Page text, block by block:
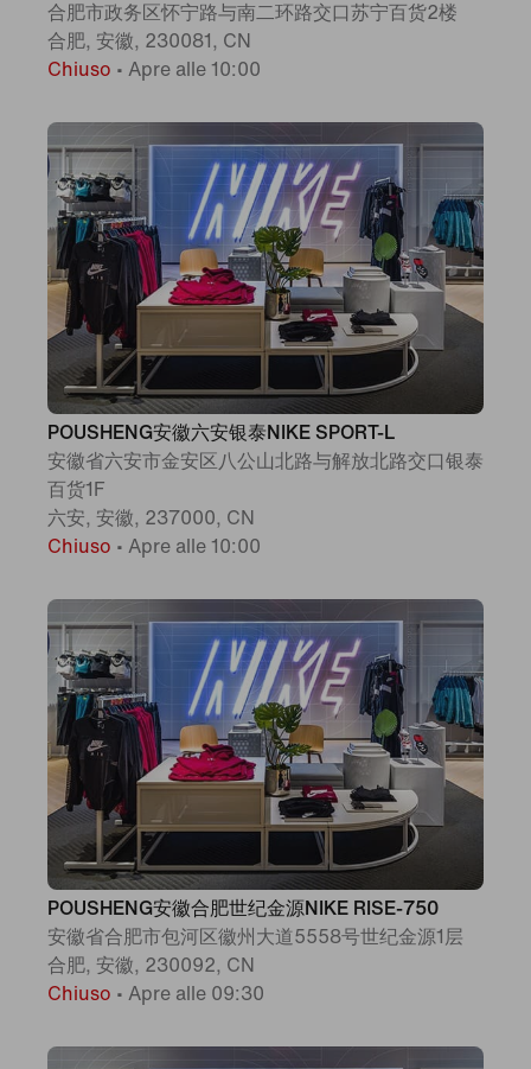
合肥市政务区怀宁路与南二环路交口苏宁百货2楼
合肥, 安徽, 230081, CN
Chiuso • Apre alle 10:00
POUSHENG安徽六安银泰NIKE SPORT-L
安徽省六安市金安区八公山北路与解放北路交口银泰
百货1F
六安, 安徽, 237000, CN
Chiuso • Apre alle 10:00
POUSHENG安徽合肥世纪金源NIKE RISE-750
安徽省合肥市包河区徽州大道5558号世纪金源1层
合肥, 安徽, 230092, CN
Chiuso • Apre alle 09:30